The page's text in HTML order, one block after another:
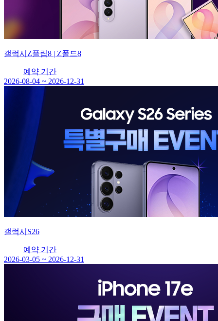
갤럭시Z플립8 | Z폴드8
예약 기간
2026-08-04 ~ 2026-12-31
갤럭시S26
예약 기간
2026-03-05 ~ 2026-12-31